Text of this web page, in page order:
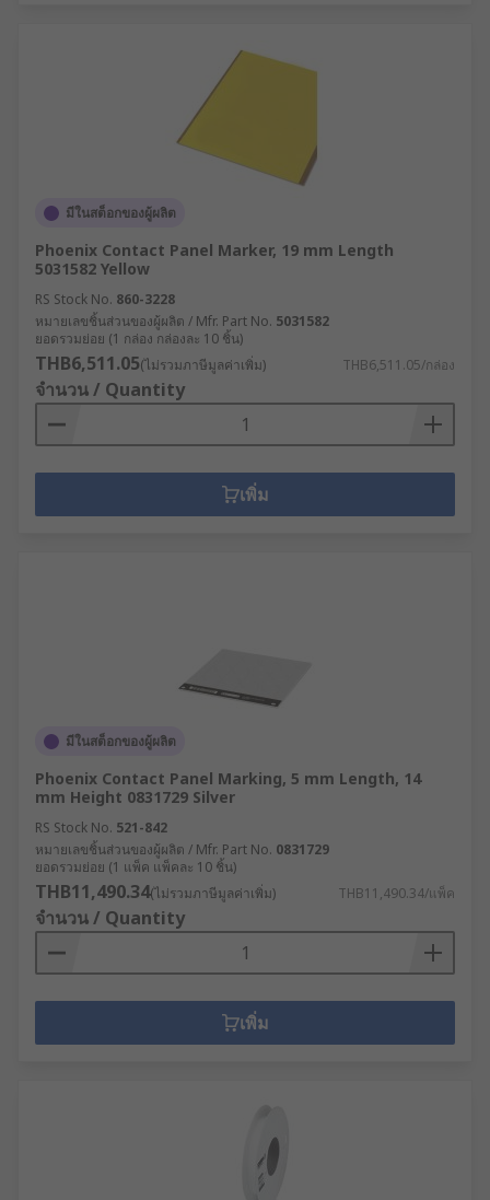
มีในสต็อกของผู้ผลิต
Phoenix Contact Panel Marker, 19 mm Length
5031582 Yellow
RS Stock No. 860-3228
หมายเลขชิ้นส่วนของผู้ผลิต / Mfr. Part No. 5031582
ยอดรวมย่อย (1 กล่อง กล่องละ 10 ชิ้น)
THB6,511.05(ไม่รวมภาษีมูลค่าเพิ่ม) THB6,511.05/กล่อง
จำนวน / Quantity
เพิ่ม
มีในสต็อกของผู้ผลิต
Phoenix Contact Panel Marking, 5 mm Length, 14
mm Height 0831729 Silver
RS Stock No. 521-842
หมายเลขชิ้นส่วนของผู้ผลิต / Mfr. Part No. 0831729
ยอดรวมย่อย (1 แพ็ค แพ็คละ 10 ชิ้น)
THB11,490.34(ไม่รวมภาษีมูลค่าเพิ่ม) THB11,490.34/แพ็ค
จำนวน / Quantity
เพิ่ม